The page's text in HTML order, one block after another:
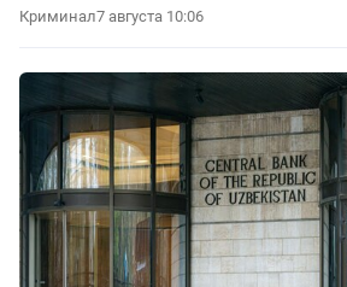
Криминал7 августа 10:06